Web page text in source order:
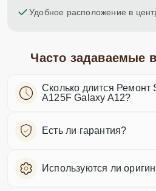
Удобное расположение в
Часто задаваемые
Сколько длится Ремонт
A125F Galaxy A12?
Есть ли гарантия?
Используются ли